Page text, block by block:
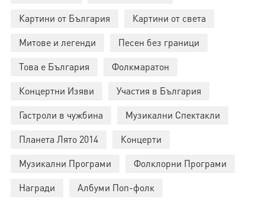
Картини от България
Картини от света
Митове и легенди
Песен без граници
Това е България
Фолкмаратон
Концертни Изяви
Участия в България
Гастроли в чужбина
Музикални Спектакли
Планета Лято 2014
Концерти
Музикални Програми
Фолклорни Програми
Награди
Албуми Поп-фолк